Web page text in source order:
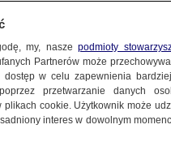
my, naszepodmioty
Partnerów może
w celu zapewnienia
przetwarzanie danych
cookie. Użytkownik może
interes w dowolnym